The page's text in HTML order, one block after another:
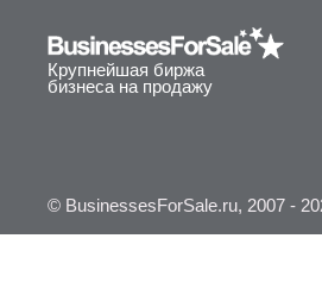
Крупнейшая биржа
бизнеса на продажу
© BusinessesForSale.ru, 2007 -